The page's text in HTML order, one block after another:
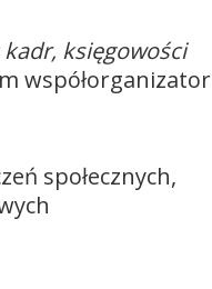
księgowości
współorganizator
społecznych,